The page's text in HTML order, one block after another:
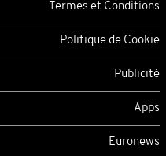
Termes et Conditions
Politique de Cookie
Publicité
Apps
Euronews